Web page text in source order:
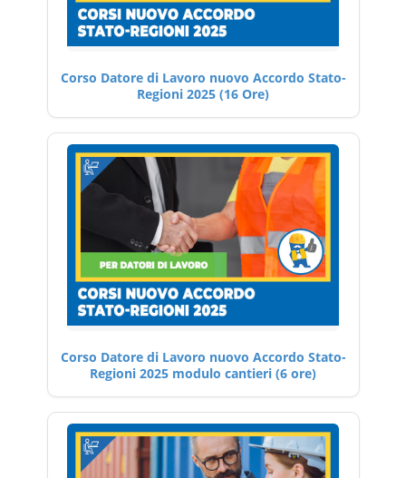
Corso Datore di Lavoro nuovo Accordo Stato-
Regioni 2025 (16 Ore)
Corso Datore di Lavoro nuovo Accordo Stato-
Regioni 2025 modulo cantieri (6 ore)